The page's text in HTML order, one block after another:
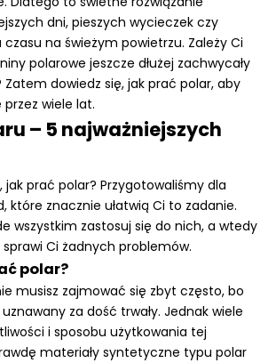
dni, pieszych wycieczek czy
na świeżym powietrzu. Zależy Ci
polarowe jeszcze dłużej zachwycały
Zatem dowiedz się, jak prać polar, aby
przez wiele lat.
– 5 najważniejszych
jak prać polar? Przygotowaliśmy dla
które znacznie ułatwią Ci to zadanie.
wszystkim zastosuj się do nich, a wtedy
Ci żadnych problemów.
polar?
musisz zajmować się zbyt często, bo
za dość trwały. Jednak wiele
i sposobu użytkowania tej
materiały syntetyczne typu polar